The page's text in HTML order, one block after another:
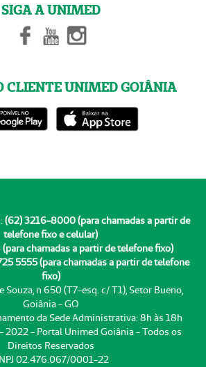
SIGA A UNIMED
CLIENTE UNIMED GOIÂNIA
(62) 3216-8000 (para chamadas a partir de
telefone fixo e celular)
chamadas a partir de telefone fixo)
5555 (para chamadas a partir de telefone
fixo)
Souza, n 650 (T7-esq. c/ T1), Setor Bueno,
Goiânia - GO
da Sede Administrativa: 8h às 18h
- Portal Unimed Goiânia - Todos os
Direitos Reservados
02.476.067/0001-22